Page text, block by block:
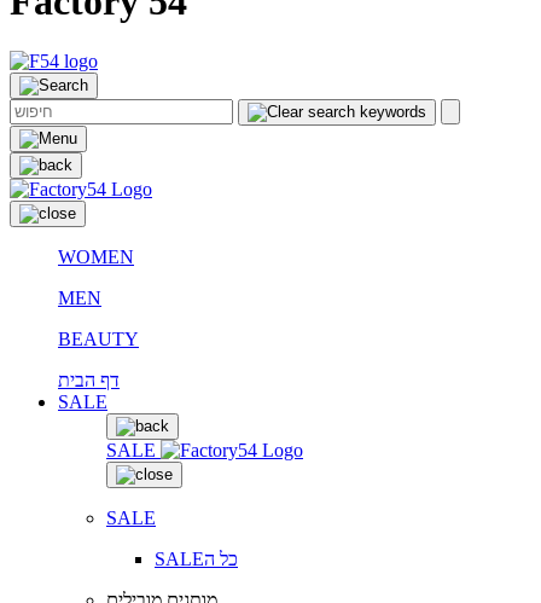
WOMEN
MEN
BEAUTY
דף הבית
SALE
SALE
SALE
SALEכל ה